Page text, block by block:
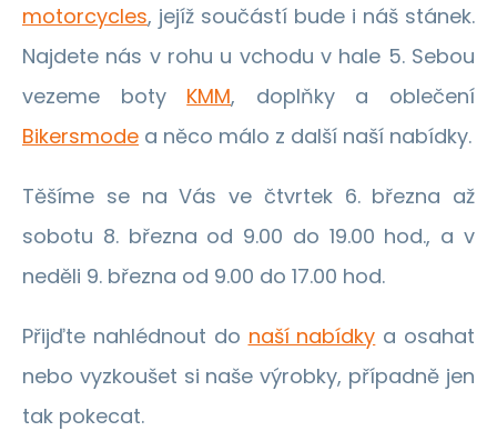
motorcycles, jejíž součástí bude i náš stánek.
Najdete nás v rohu u vchodu v hale 5. Sebou
vezeme boty KMM, doplňky a oblečení
Bikersmode a něco málo z další naší nabídky.
Těšíme se na Vás ve čtvrtek 6. března až
sobotu 8. března od 9.00 do 19.00 hod., a v
neděli 9. března od 9.00 do 17.00 hod.
Přijďte nahlédnout do naší nabídky a osahat
nebo vyzkoušet si naše výrobky, případně jen
tak pokecat.